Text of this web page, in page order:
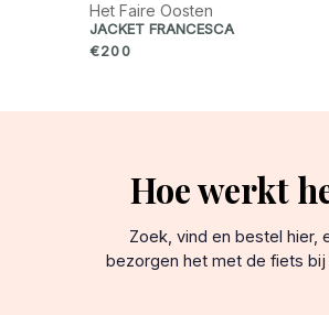
Het Faire Oosten
JACKET FRANCESCA
€200
Hoe werkt
Zoek, vind en bestel hier,
bezorgen het met de fiets bij